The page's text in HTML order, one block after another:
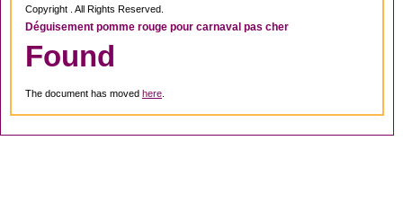
Copyright . All Rights Reserved.
Déguisement pomme rouge pour carnaval pas cher
Found
The document has moved here